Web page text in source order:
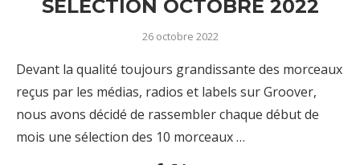
SÉLECTION OCTOBRE 2022
26 octobre 2022
Devant la qualité toujours grandissante des morceaux
reçus par les médias, radios et labels sur Groover,
nous avons décidé de rassembler chaque début de
mois une sélection des 10 morceaux …